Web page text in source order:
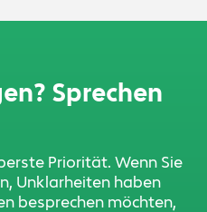
Sprechen
Priorität. Wenn Sie
Unklarheiten haben
besprechen möchten,